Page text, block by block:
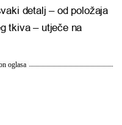
detalj – od položaja
tkiva – utječe na
oglasa